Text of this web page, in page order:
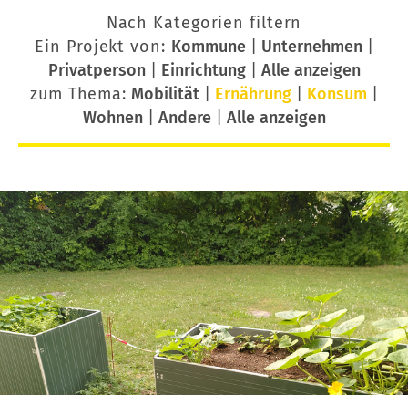
Nach Kategorien filtern
Ein Projekt von: Kommune| Unternehmen|
Privatperson| Einrichtung| Alle anzeigen
zum Thema: Mobilität Ernährung Konsum
Wohnen| Andere| Alle anzeigen